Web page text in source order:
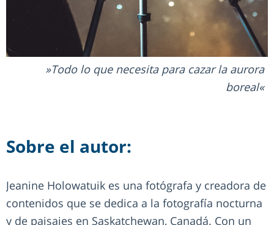
Todo lo que necesita para cazar la aurora
boreal
Sobre el autor:
Jeanine Holowatuik es una fotógrafa y creadora de
contenidos que se dedica a la fotografía nocturna
y de paisajes en Saskatchewan, Canadá. Con un